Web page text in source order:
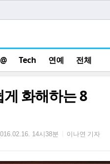
Tech 연예 전체
화해하는 8
14시38분 이나연 기자